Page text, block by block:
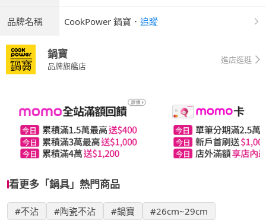
品牌名稱 CookPower 鍋寶 ． 追蹤
鍋寶
品牌旗艦店
進店逛逛
看更多「鍋具」熱門商品
#不沾 #陶瓷不沾 #鍋寶 #26cm~29cm